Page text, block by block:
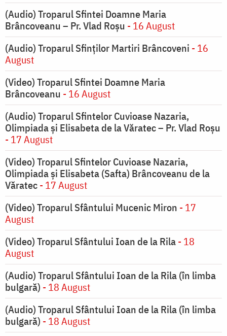
(Audio) Troparul Sfintei Doamne Maria
Brâncoveanu – Pr. Vlad Roșu - 16 August
(Audio) Troparul Sfinților Martiri Brâncoveni - 16
August
(Video) Troparul Sfintei Doamne Maria
Brâncoveanu - 16 August
(Audio) Troparul Sfintelor Cuvioase Nazaria,
Olimpiada și Elisabeta de la Văratec – Pr. Vlad Roșu
- 17 August
(Video) Troparul Sfintelor Cuvioase Nazaria,
Olimpiada și Elisabeta (Safta) Brâncoveanu de la
Văratec- 17 August
(Video) Troparul Sfântului Mucenic Miron - 17
August
(Video) Troparul Sfântului Ioan de la Rila- 18
August
(Audio) Troparul Sfântului Ioan de la Rila (în limba
bulgară) - 18 August
(Audio) Troparul Sfântului Ioan de la Rila (în limba
bulgară) - 18 August